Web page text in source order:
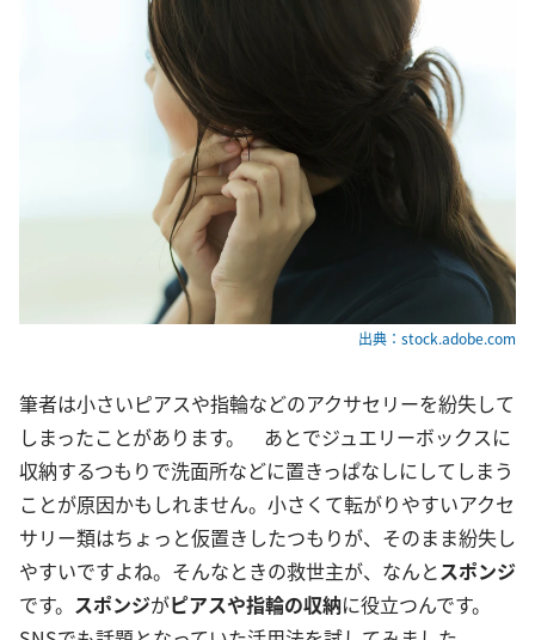
出典：stock.adobe.com
筆者は小さいピアスや指輪などのアクサセリーを紛失して
しまったことがあります。 あとでジュエリーボックスに
収納するつもりで洗面所などに置きっぱなしにしてしまう
ことが原因かもしれません。小さくて転がりやすいアクセ
サリー類はちょっと仮置きしたつもりが、そのまま紛失し
やすいですよね。そんなときの救世主が、なんとスポンジ
です。 スポンジがピアスや指輪の収納に役立つんです。